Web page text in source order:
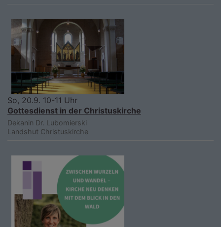
So, 20.9. 10-11 Uhr
Gottesdienst in der Christuskirche
Dekanin Dr. Lubomierski
Landshut Christuskirche